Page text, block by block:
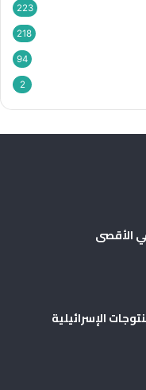
223
218
94
2
الإسرائيلية